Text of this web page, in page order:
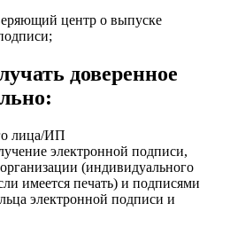
центр о выпуске
доверенное
лица/ИП
электронной подписи,
(индивидуального
имеется печать) и подписями
электронной подписи и